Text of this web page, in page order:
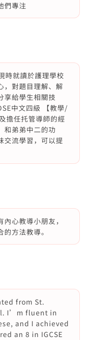
們專注
時就讀於護理學校
，對題目理解、解
享給學生相關技
中文四級 【教學/
擔任托管導師的經
和弟弟中二的功
交流學習，可以提
心教導小朋友，
方法教導。
from St.
I’m fluent in
and I achieved
an 8 in IGCSE